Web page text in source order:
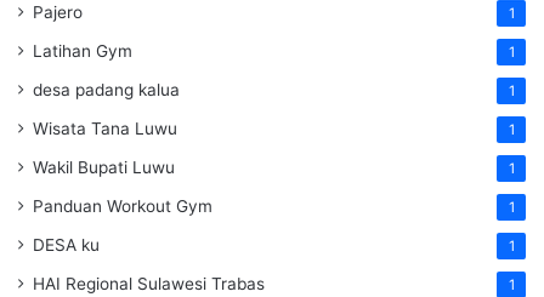
Pajero 1
Latihan Gym 1
desa padang kalua 1
Wisata Tana Luwu 1
Wakil Bupati Luwu 1
Panduan Workout Gym 1
DESA ku 1
HAI Regional Sulawesi Trabas 1